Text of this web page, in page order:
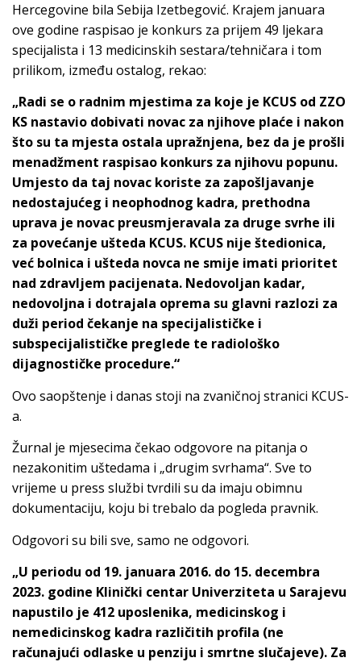
Hercegovine bila Sebija Izetbegović. Krajem januara
ove godine raspisao je konkurs za prijem 49 ljekara
specijalista i 13 medicinskih sestara/tehničara i tom
prilikom, između ostalog, rekao:
„Radi se o radnim mjestima za koje je KCUS od ZZO
KS nastavio dobivati novac za njihove plaće i nakon
što su ta mjesta ostala upražnjena, bez da je prošli
menadžment raspisao konkurs za njihovu popunu.
Umjesto da taj novac koriste za zapošljavanje
nedostajućeg i neophodnog kadra, prethodna
uprava je novac preusmjeravala za druge svrhe ili
za povećanje ušteda KCUS. KCUS nije štedionica,
već bolnica i ušteda novca ne smije imati prioritet
nad zdravljem pacijenata. Nedovoljan kadar,
nedovoljna i dotrajala oprema su glavni razlozi za
duži period čekanje na specijalističke i
subspecijalističke preglede te radiološko
dijagnostičke procedure.“
Ovo saopštenje i danas stoji na zvaničnoj stranici KCUS-
a.
Žurnal je mjesecima čekao odgovore na pitanja o
nezakonitim uštedama i „drugim svrhama“. Sve to
vrijeme u press službi tvrdili su da imaju obimnu
dokumentaciju, koju bi trebalo da pogleda pravnik.
Odgovori su bili sve, samo ne odgovori.
„U periodu od 19. januara 2016. do 15. decembra
2023. godine Klinički centar Univerziteta u Sarajevu
napustilo je 412 uposlenika, medicinskog i
nemedicinskog kadra različitih profila (ne
računajući odlaske u penziju i smrtne slučajeve). Za